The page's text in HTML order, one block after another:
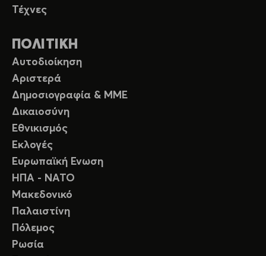
Τέχνες
ΠΟΛΙΤΙΚΗ
Αυτοδιοίκηση
Αριστερά
Δημοσιογραφία & ΜΜΕ
Δικαιοσύνη
Εθνικισμός
Εκλογές
Ευρωπαϊκή Ενωση
ΗΠΑ - ΝΑΤΟ
Μακεδονικό
Παλαιστίνη
Πόλεμος
Ρωσία